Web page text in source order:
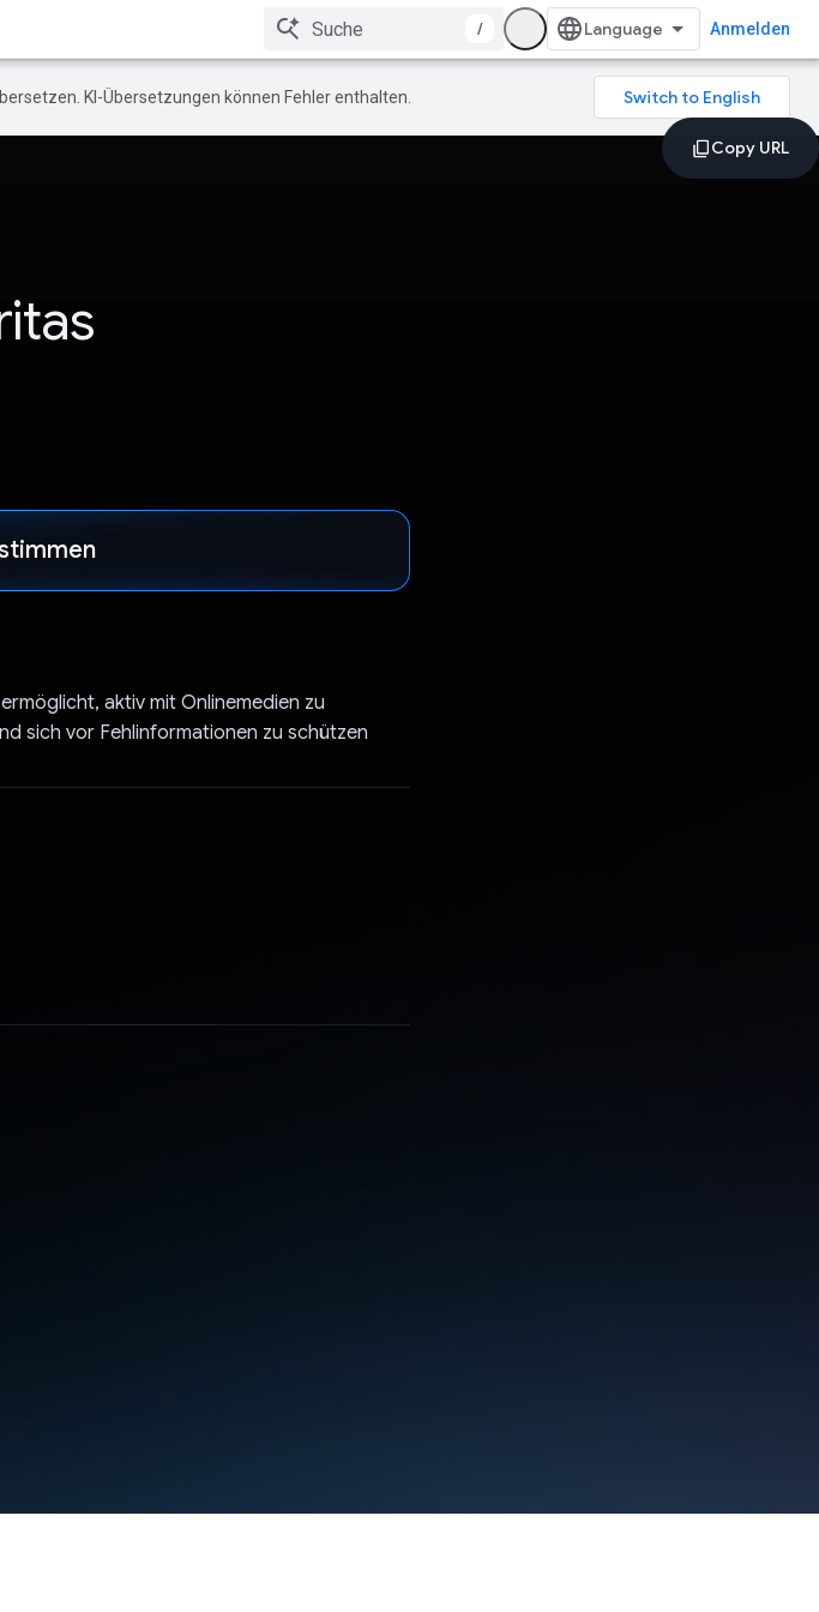
/ Anmelden
KI-Übersetzungen können Fehler enthalten.
aktiv mit Onlinemedien zu
sich vor Fehlinformationen zu schützen